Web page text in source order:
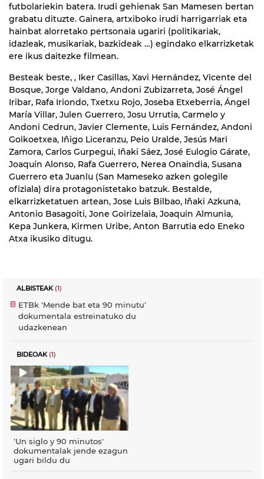
futbolariekin batera. Irudi gehienak San Mamesen bertan
grabatu dituzte. Gainera, artxiboko irudi harrigarriak eta
hainbat alorretako pertsonaia ugariri (politikariak,
idazleak, musikariak, bazkideak …) egindako elkarrizketak
ere ikus daitezke filmean.
Besteak beste, , Iker Casillas, Xavi Hernández, Vicente del
Bosque, Jorge Valdano, Andoni Zubizarreta, José Ángel
Iribar, Rafa Iriondo, Txetxu Rojo, Joseba Etxeberria, Ángel
María Villar, Julen Guerrero, Josu Urrutia, Carmelo y
Andoni Cedrun, Javier Clemente, Luis Fernández, Andoni
Goikoetxea, Iñigo Liceranzu, Peio Uralde, Jesús Mari
Zamora, Carlos Gurpegui, Iñaki Sáez, José Eulogio Gárate,
Joaquín Alonso, Rafa Guerrero, Nerea Onaindia, Susana
Guerrero eta Juanlu (San Mameseko azken golegile
ofiziala) dira protagonistetako batzuk. Bestalde,
elkarrizketatuen artean, Jose Luis Bilbao, Iñaki Azkuna,
Antonio Basagoiti, Jone Goirizelaia, Joaquin Almunia,
Kepa Junkera, Kirmen Uribe, Anton Barrutia edo Eneko
Atxa ikusiko ditugu.
ALBISTEAK (1)
ETBk 'Mende bat eta 90 minutu'
dokumentala estreinatuko du
udazkenean
BIDEOAK (1)
'Un siglo y 90 minutos'
dokumentalak jende ezagun
ugari bildu du